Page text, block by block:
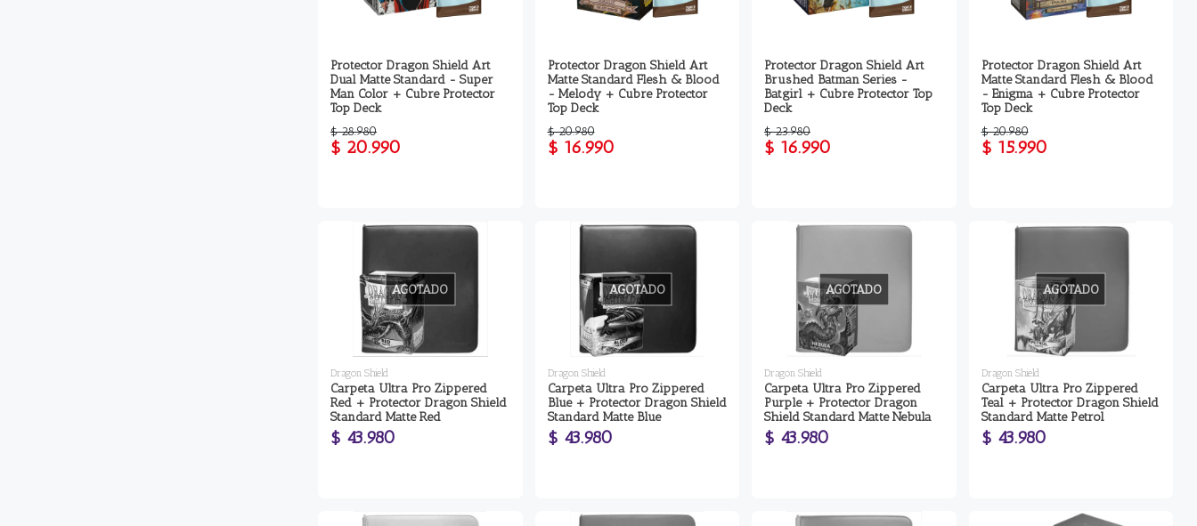
Protector Dragon Shield Art
Dual Matte Standard - Super
Man Color + Cubre Protector
Top Deck
$ 28.980
$ 20.990
Protector Dragon Shield Art
Matte Standard Flesh & Blood
- Melody + Cubre Protector
Top Deck
$ 20.980
$ 16.990
Protector Dragon Shield Art
Brushed Batman Series -
Batgirl + Cubre Protector Top
Deck
$ 23.980
$ 16.990
Protector Dragon Shield Art
Matte Standard Flesh & Blood
- Enigma + Cubre Protector
Top Deck
$ 20.980
$ 15.990
AGOTADO
Dragon Shield
Carpeta Ultra Pro Zippered
Red + Protector Dragon Shield
Standard Matte Red
$ 43.980
AGOTADO
Dragon Shield
Carpeta Ultra Pro Zippered
Blue + Protector Dragon Shield
Standard Matte Blue
$ 43.980
AGOTADO
Dragon Shield
Carpeta Ultra Pro Zippered
Purple + Protector Dragon
Shield Standard Matte Nebula
$ 43.980
AGOTADO
Dragon Shield
Carpeta Ultra Pro Zippered
Teal + Protector Dragon Shield
Standard Matte Petrol
$ 43.980